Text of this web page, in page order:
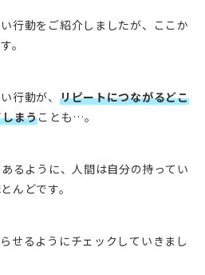
行動をご紹介しましたが、ここか
。
行動が、 リピートにつながるどこ
まうことも…。
るように、人間は自分の持ってい
んどです。
せるようにチェックしていきまし